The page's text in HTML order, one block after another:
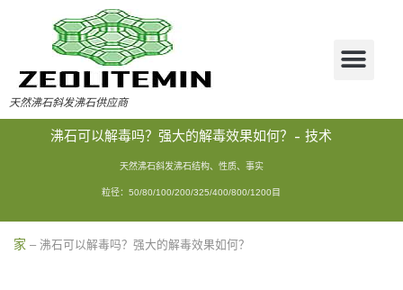
天然沸石斜发沸石供应商
沸石可以解毒吗？强大的解毒效果如何？- 技术
天然沸石斜发沸石结构、性质、事实
粒径：50/80/100/200/325/400/800/1200目
家 – 沸石可以解毒吗？强大的解毒效果如何？